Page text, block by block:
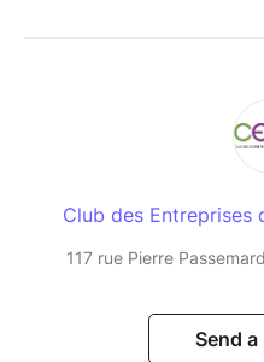
Club des Entreprises
117 rue Pierre
Send a